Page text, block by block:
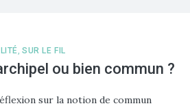
SUR LE FIL
ou bien commun ?
sur la notion de commun